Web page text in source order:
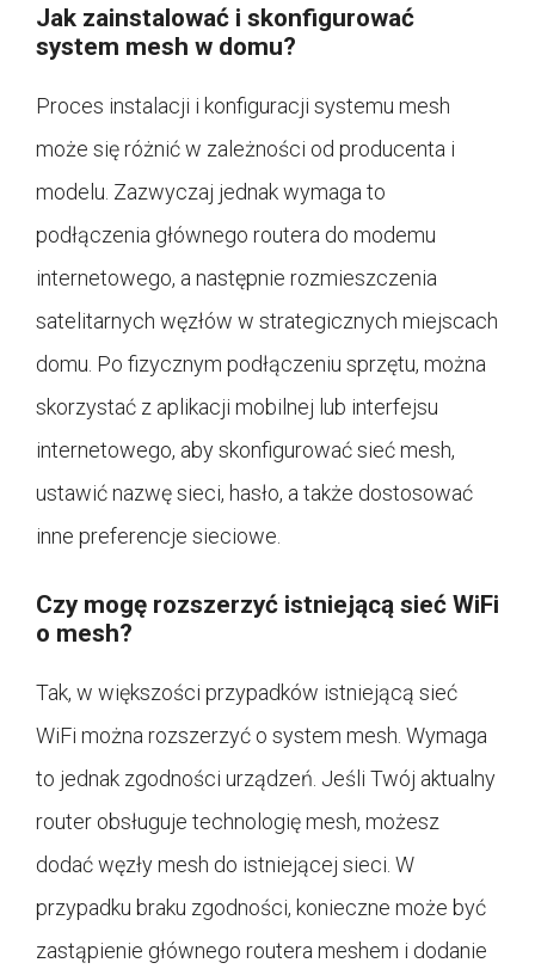
Jak zainstalować i skonfigurować
system mesh w domu?
Proces instalacji i konfiguracji systemu mesh
może się różnić w zależności od producenta i
modelu. Zazwyczaj jednak wymaga to
podłączenia głównego routera do modemu
internetowego, a następnie rozmieszczenia
satelitarnych węzłów w strategicznych miejscach
domu. Po fizycznym podłączeniu sprzętu, można
skorzystać z aplikacji mobilnej lub interfejsu
internetowego, aby skonfigurować sieć mesh,
ustawić nazwę sieci, hasło, a także dostosować
inne preferencje sieciowe.
Czy mogę rozszerzyć istniejącą sieć WiFi
o mesh?
Tak, w większości przypadków istniejącą sieć
WiFi można rozszerzyć o system mesh. Wymaga
to jednak zgodności urządzeń. Jeśli Twój aktualny
router obsługuje technologię mesh, możesz
dodać węzły mesh do istniejącej sieci. W
przypadku braku zgodności, konieczne może być
zastąpienie głównego routera meshem i dodanie